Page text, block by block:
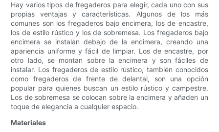
Hay varios tipos de fregaderos para elegir, cada uno con sus
propias ventajas y características. Algunos de los más
comunes son los fregaderos bajo encimera, los de encastre,
los de estilo rústico y los de sobremesa. Los fregaderos bajo
encimera se instalan debajo de la encimera, creando una
apariencia uniforme y fácil de limpiar. Los de encastre, por
otro lado, se montan sobre la encimera y son fáciles de
instalar. Los fregaderos de estilo rústico, también conocidos
como fregaderos de frente de delantal, son una opción
popular para quienes buscan un estilo rústico y campestre.
Los de sobremesa se colocan sobre la encimera y añaden un
toque de elegancia a cualquier espacio.
Materiales